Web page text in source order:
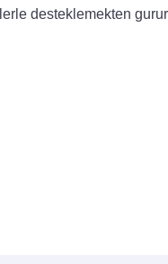
desteklemekten